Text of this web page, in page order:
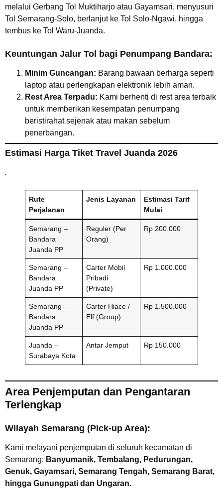
melalui Gerbang Tol Muktiharjo atau Gayamsari, menyusuri
Tol Semarang-Solo, berlanjut ke Tol Solo-Ngawi, hingga
tembus ke Tol Waru-Juanda.
Keuntungan Jalur Tol bagi Penumpang Bandara:
Minim Guncangan: Barang bawaan berharga seperti
laptop atau perlengkapan elektronik lebih aman.
Rest Area Terpadu: Kami berhenti di rest area terbaik
untuk memberikan kesempatan penumpang
beristirahat sejenak atau makan sebelum
penerbangan.
Estimasi Harga Tiket Travel Juanda 2026
.
Rute
Perjalanan
Jenis Layanan
Estimasi Tarif
Mulai
Semarang –
Bandara
Juanda PP
Reguler (Per
Orang)
Rp 200.000
Semarang –
Bandara
Juanda PP
Carter Mobil
Pribadi
(Private)
Rp 1.000.000
Semarang –
Bandara
Juanda PP
Carter Hiace /
Elf (Group)
Rp 1.500.000
Juanda –
Surabaya Kota
Antar Jemput Rp 150.000
Area Penjemputan dan Pengantaran
Terlengkap
Wilayah Semarang (Pick-up Area):
Kami melayani penjemputan di seluruh kecamatan di
Semarang: Banyumanik, Tembalang, Pedurungan,
Genuk, Gayamsari, Semarang Tengah, Semarang Barat,
hingga Gunungpati dan Ungaran.